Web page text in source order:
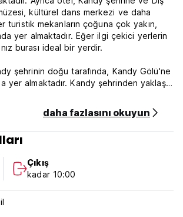
kültürel dans merkezi ve daha
turistik mekanların çoğuna çok yakın,
yer almaktadır. Eğer ilgi çekici yerlerin
burası ideal bir yerdir.
şehrinin doğu tarafında, Kandy Gölü'ne
yer almaktadır. Kandy şehrinden yaklaşık
Budist heykelini, kandy
tek yer burasıdır. bir kere.
yıllıktır ve yeni bir Yönetim ile yeniden
konforlu hissetmenizi sağlayacak samimi,
Konukseverlik hizmeti sunarak size
daha fazlasını okuyun
Çıkış
kadar 10:00